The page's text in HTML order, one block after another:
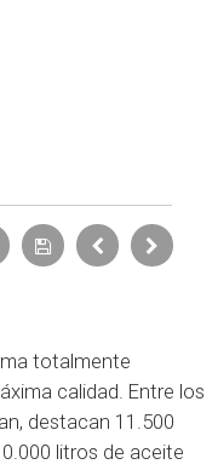
totalmente
calidad. Entre los
destacan 11.500
litros de aceite